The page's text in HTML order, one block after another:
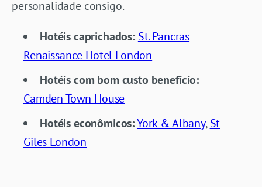
personalidade consigo.
Hotéis caprichados: St. Pancras
Renaissance Hotel London
Hotéis com bom custo benefício:
Camden Town House
Hotéis econômicos:York & Albany,St
Giles London